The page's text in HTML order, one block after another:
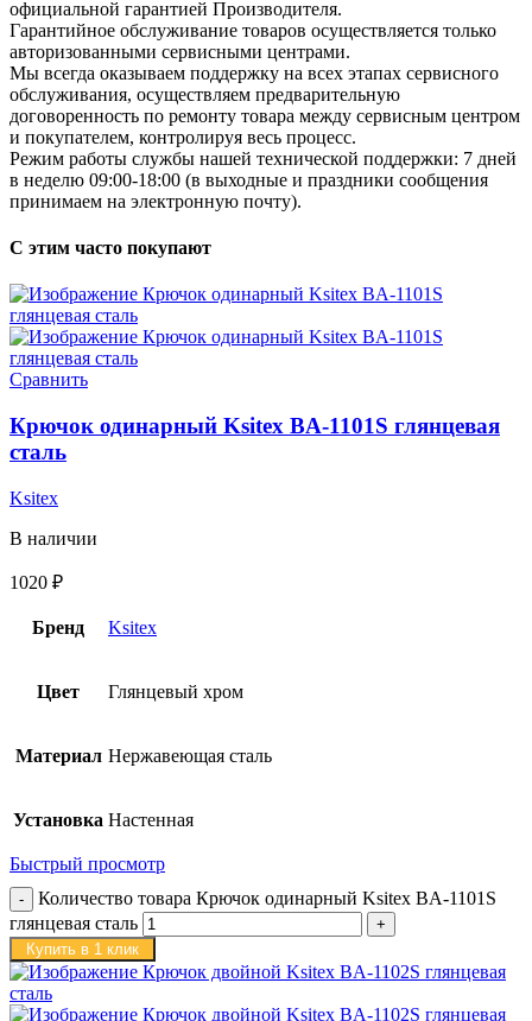
официальной гарантией Производителя.
Гарантийное обслуживание товаров осуществляется только
авторизованными сервисными центрами.
Мы всегда оказываем поддержку на всех этапах сервисного
обслуживания, осуществляем предварительную
договоренность по ремонту товара между сервисным центром
и покупателем, контролируя весь процесс.
Режим работы службы нашей технической поддержки: 7 дней
в неделю 09:00-18:00 (в выходные и праздники сообщения
принимаем на электронную почту).
С этим часто покупают
Сравнить
Крючок одинарный Ksitex BA-1101S глянцевая
сталь
Ksitex
В наличии
1020 ₽
Бренд Ksitex
Цвет Глянцевый хром
Материал Нержавеющая сталь
Установка Настенная
Быстрый просмотр
Количество товара Крючок одинарный Ksitex BA-1101S
глянцевая сталь
Купить в 1 клик